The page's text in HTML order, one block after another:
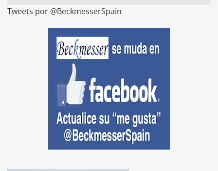
Tweets por @BeckmesserSpain